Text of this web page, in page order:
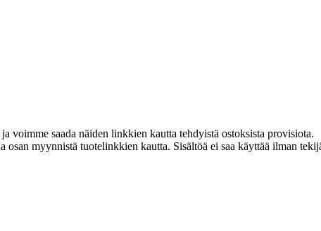
voimme saada näiden linkkien kautta tehdyistä ostoksista provisiota.
osan myynnistä tuotelinkkien kautta. Sisältöä ei saa käyttää ilman